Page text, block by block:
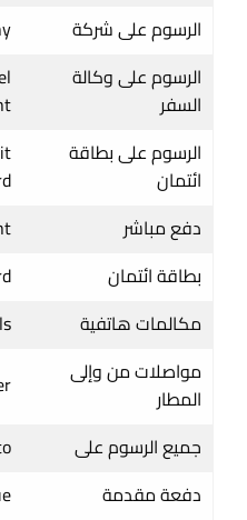
الرسوم على شركة
الرسوم على وكالة
السفر
الرسوم على بطاقة
ائتمان
دفع مباشر
بطاقة ائتمان
مكالمات هاتفية
مواصلات من وإلى
المطار
جميع الرسوم على
دفعة مقدمة